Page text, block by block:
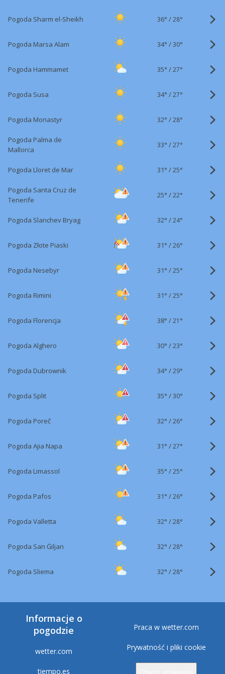
Pogoda Sharm el-Sheikh 36° /28°
Pogoda Marsa Alam 34° /30°
Pogoda Hammamet 35° /27°
Pogoda Susa 34° /27°
Pogoda Monastyr 32° /28°
Pogoda Palma de
Mallorca
33° /27°
Pogoda Lloret de Mar 31° /25°
Pogoda Santa Cruz de
Tenerife
25° /22°
Pogoda Slanchev Bryag 32° /24°
Pogoda Złote Piaski 31° /26°
Pogoda Nesebyr 31° /25°
Pogoda Rimini 31° /25°
Pogoda Florencja 38° /21°
Pogoda Alghero 30° /23°
Pogoda Dubrownik 34° /29°
Pogoda Split 35° /30°
Pogoda Poreč 32° /26°
Pogoda Ajia Napa 31° /27°
Pogoda Limassol 35° /25°
Pogoda Pafos 31° /26°
Pogoda Valletta 32° /28°
Pogoda San Ġiljan 32° /28°
Pogoda Sliema 32° /28°
Informacje o
pogodzie
wetter.com
tiempo.es
Praca w wetter.com
Prywatność i pliki cookie